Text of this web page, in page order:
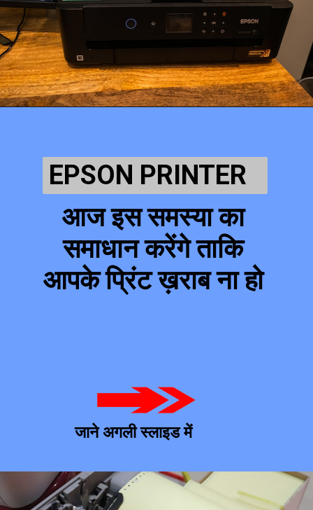
आज इस समस्या का
समाधान करेंगे ताकि
आपके प्रिंट ख़राब ना हो
EPSON PRINTER
जाने अगली स्लाइड में